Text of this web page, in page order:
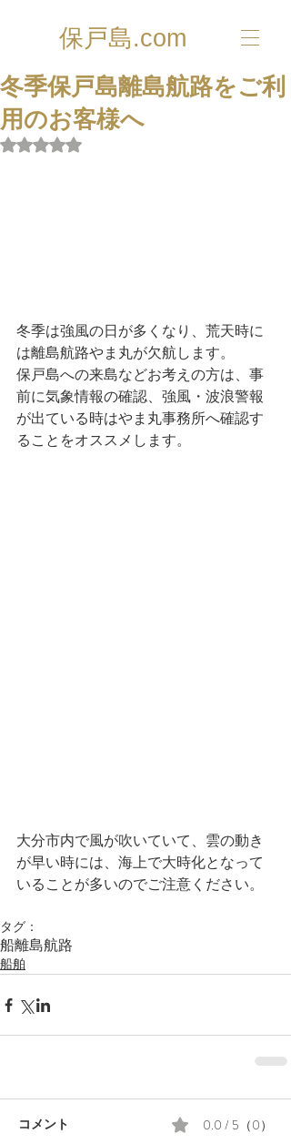
保戸島.com
冬季保戸島離島航路をご利
用のお客様へ
5つ星のうちNaNと評価されています。
冬季は強風の日が多くなり、荒天時に
は離島航路やま丸が欠航します。
保戸島への来島などお考えの方は、事
前に気象情報の確認、強風・波浪警報
が出ている時はやま丸事務所へ確認す
ることをオススメします。
大分市内で風が吹いていて、雲の動き
が早い時には、海上で大時化となって
いることが多いのでご注意ください。
タグ：
船離島航路
船舶
コメント 0.0 / 5（0）